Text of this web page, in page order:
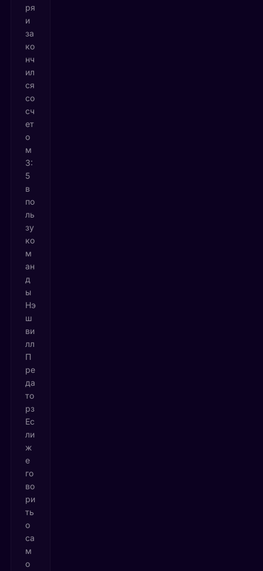
ря
и
за
ко
нч
ил
ся
со
сч
ет
о
м
3:
5
в
по
ль
зу
ко
м
ан
д
ы
Нэ
ш
ви
лл
П
ре
да
то
рз
Ес
ли
ж
е
го
во
ри
ть
о
са
м
о